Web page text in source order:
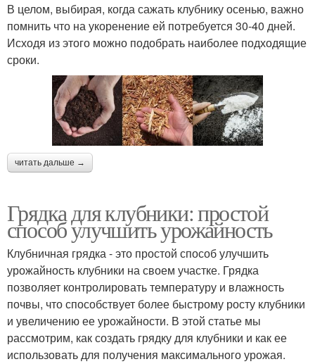
В целом, выбирая, когда сажать клубнику осенью, важно
помнить что на укоренение ей потребуется 30-40 дней.
Исходя из этого можно подобрать наиболее подходящие
сроки.
читать дальше →
Грядка для клубники: простой
способ улучшить урожайность
Клубничная грядка - это простой способ улучшить
урожайность клубники на своем участке. Грядка
позволяет контролировать температуру и влажность
почвы, что способствует более быстрому росту клубники
и увеличению ее урожайности. В этой статье мы
рассмотрим, как создать грядку для клубники и как ее
использовать для получения максимального урожая.